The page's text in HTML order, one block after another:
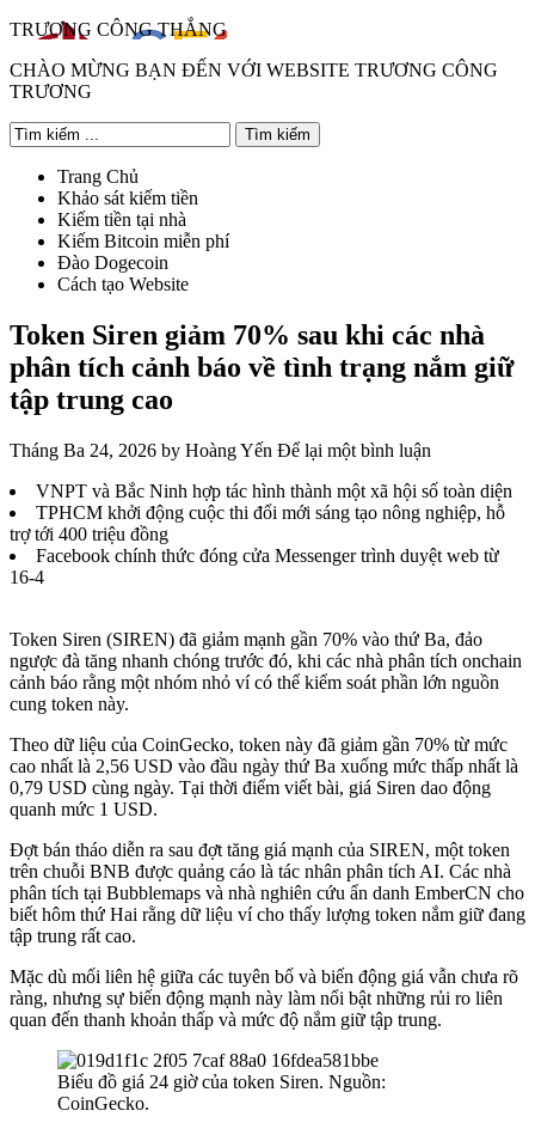
TRƯƠNG CÔNG THẮNG
CHÀO MỪNG BẠN ĐẾN VỚI WEBSITE TRƯƠNG CÔNG
TRƯƠNG
Trang Chủ
Khảo sát kiếm tiền
Kiếm tiền tại nhà
Kiếm Bitcoin miễn phí
Đào Dogecoin
Cách tạo Website
Token Siren giảm 70% sau khi các nhà
phân tích cảnh báo về tình trạng nắm giữ
tập trung cao
Tháng Ba 24, 2026 by Hoàng Yến Để lại một bình luận
VNPT và Bắc Ninh hợp tác hình thành một xã hội số toàn diện
TPHCM khởi động cuộc thi đổi mới sáng tạo nông nghiệp, hỗ
trợ tới 400 triệu đồng
Facebook chính thức đóng cửa Messenger trình duyệt web từ
16-4
Token Siren (SIREN) đã giảm mạnh gần 70% vào thứ Ba, đảo
ngược đà tăng nhanh chóng trước đó, khi các nhà phân tích onchain
cảnh báo rằng một nhóm nhỏ ví có thể kiểm soát phần lớn nguồn
cung token này.
Theo dữ liệu của CoinGecko, token này đã giảm gần 70% từ mức
cao nhất là 2,56 USD vào đầu ngày thứ Ba xuống mức thấp nhất là
0,79 USD cùng ngày. Tại thời điểm viết bài, giá Siren dao động
quanh mức 1 USD.
Đợt bán tháo diễn ra sau đợt tăng giá mạnh của SIREN, một token
trên chuỗi BNB được quảng cáo là tác nhân phân tích AI. Các nhà
phân tích tại Bubblemaps và nhà nghiên cứu ẩn danh EmberCN cho
biết hôm thứ Hai rằng dữ liệu ví cho thấy lượng token nắm giữ đang
tập trung rất cao.
Mặc dù mối liên hệ giữa các tuyên bố và biến động giá vẫn chưa rõ
ràng, nhưng sự biến động mạnh này làm nổi bật những rủi ro liên
quan đến thanh khoản thấp và mức độ nắm giữ tập trung.
Biểu đồ giá 24 giờ của token Siren. Nguồn:
CoinGecko.